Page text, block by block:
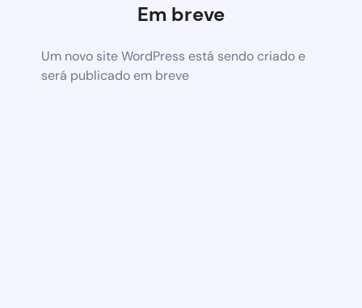
Em breve
Um novo site WordPress está sendo criado e
será publicado em breve